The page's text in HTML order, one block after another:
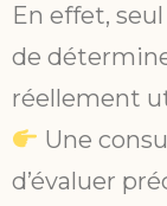
En effet,
de
réellement
Une
d’évaluer